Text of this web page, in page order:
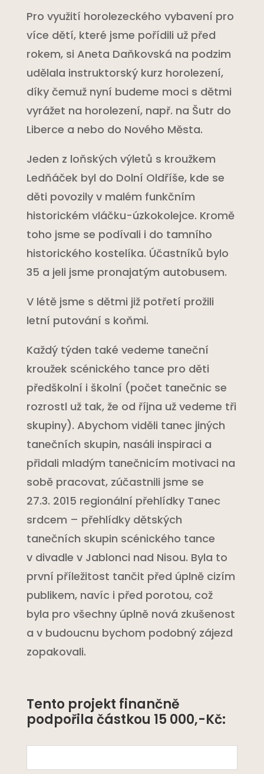
Pro využití horolezeckého vybavení pro
více dětí, které jsme pořídili už před
rokem, si Aneta Daňkovská na podzim
udělala instruktorský kurz horolezení,
díky čemuž nyní budeme moci s dětmi
vyrážet na horolezení, např. na Šutr do
Liberce a nebo do Nového Města.
Jeden z loňských výletů s kroužkem
Ledňáček byl do Dolní Oldříše, kde se
děti povozily v malém funkčním
historickém vláčku-úzkokolejce. Kromě
toho jsme se podívali i do tamního
historického kostelíka. Účastníků bylo
35 a jeli jsme pronajatým autobusem.
V létě jsme s dětmi již potřetí prožili
letní putování s koňmi.
Každý týden také vedeme taneční
kroužek scénického tance pro děti
předškolní i školní (počet tanečnic se
rozrostl už tak, že od října už vedeme tři
skupiny). Abychom viděli tanec jiných
tanečních skupin, nasáli inspiraci a
přidali mladým tanečnicím motivaci na
sobě pracovat, zúčastnili jsme se
27.3. 2015 regionální přehlídky Tanec
srdcem – přehlídky dětských
tanečních skupin scénického tance
v divadle v Jablonci nad Nisou. Byla to
první příležitost tančit před úplně cizím
publikem, navíc i před porotou, což
byla pro všechny úplně nová zkušenost
a v budoucnu bychom podobný zájezd
zopakovali.
Tento projekt finančně
podpořila částkou 15 000,-Kč: